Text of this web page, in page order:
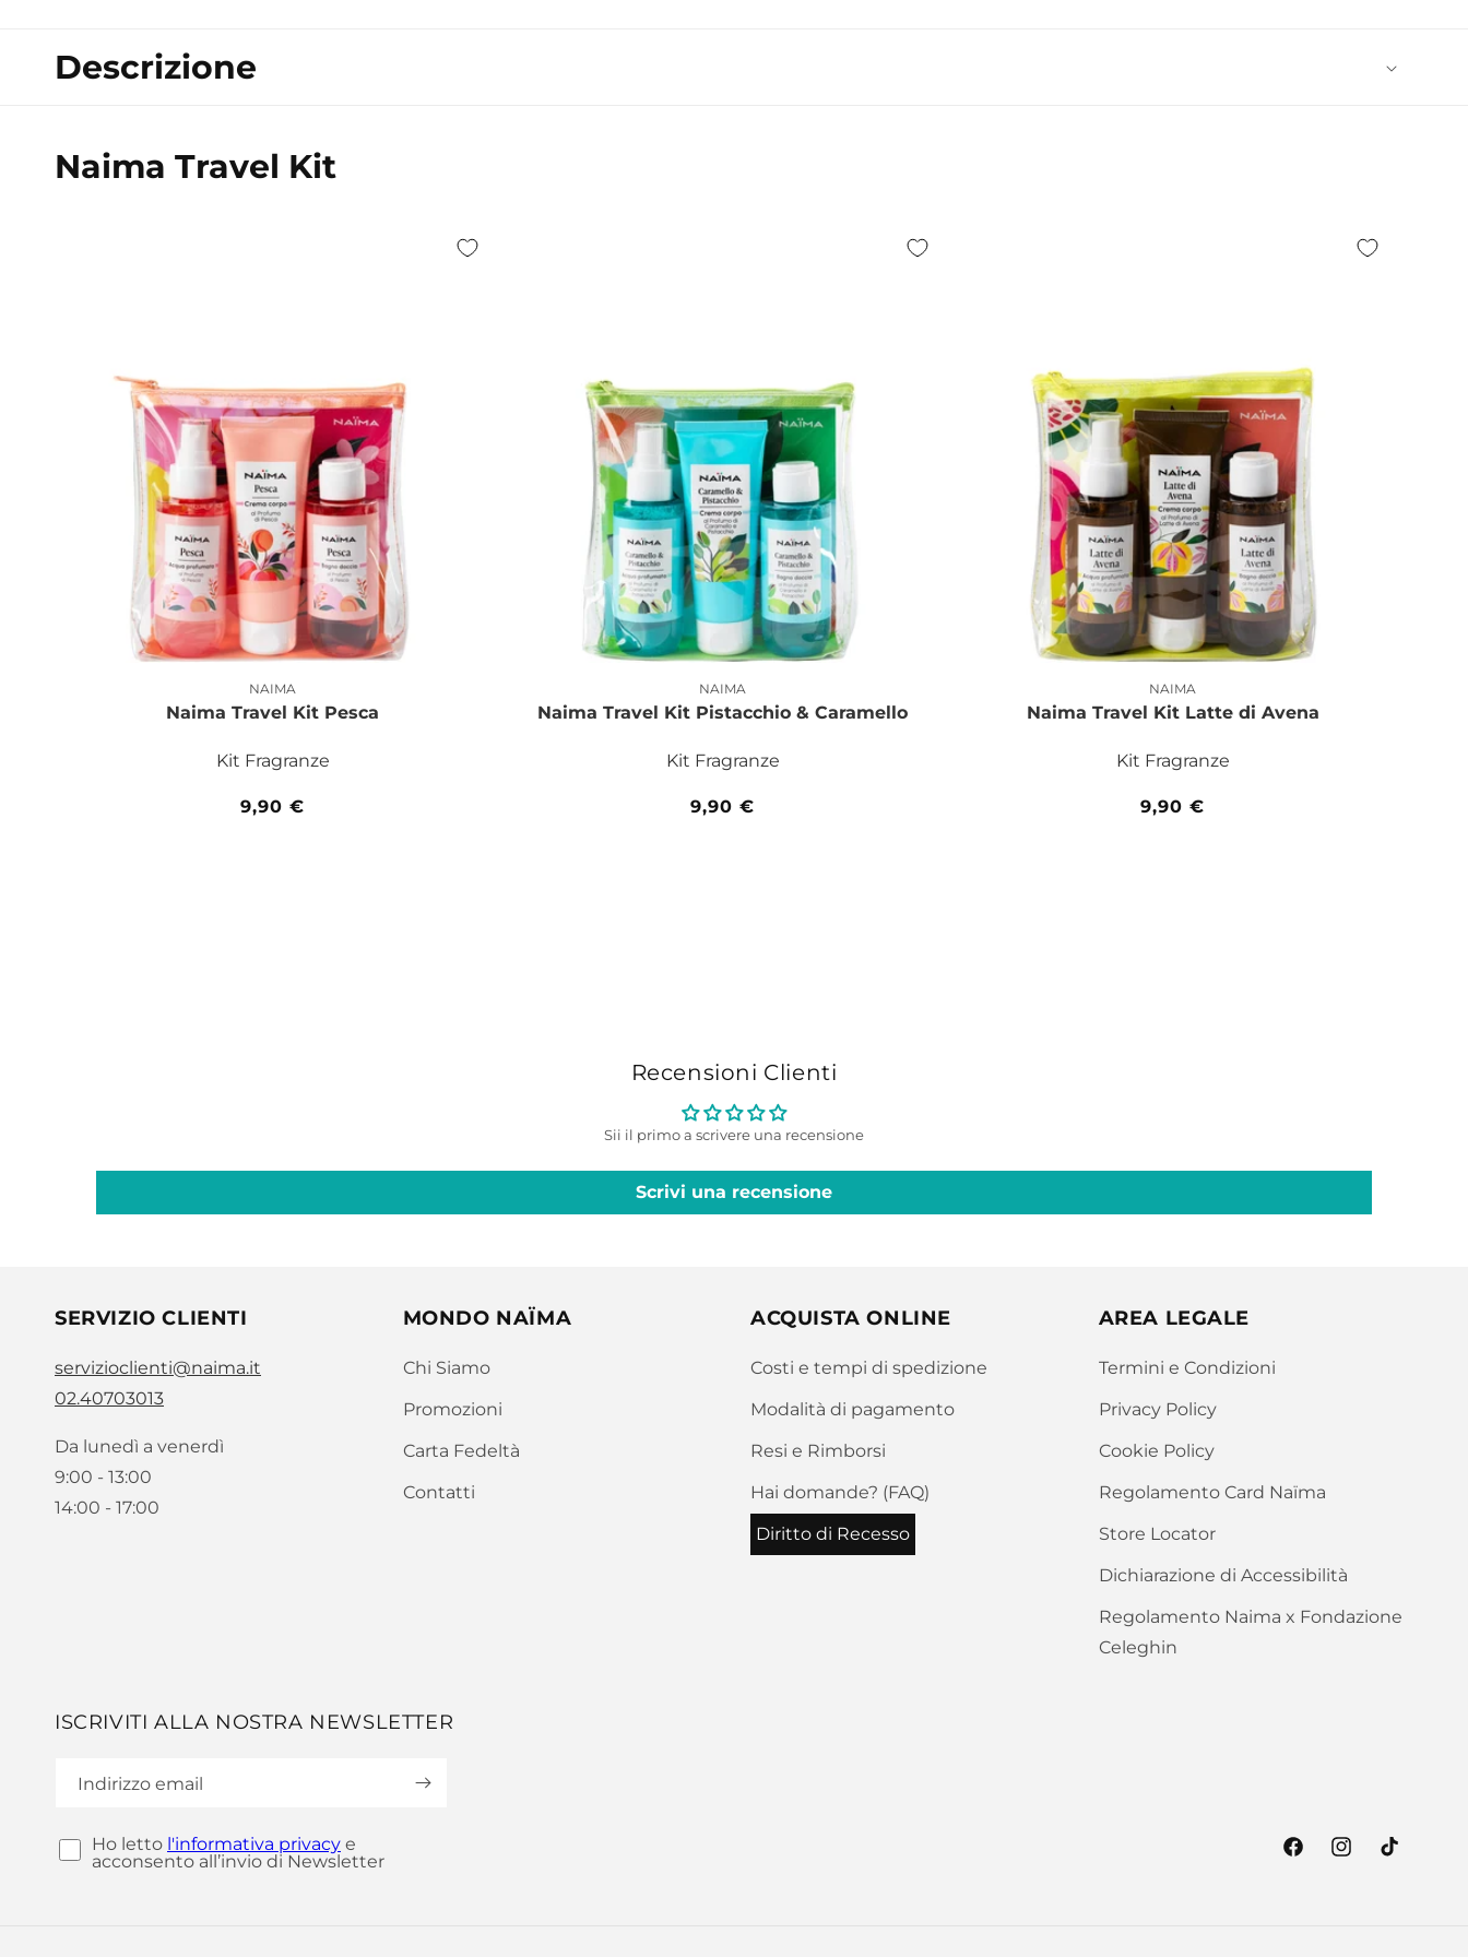
Descrizione
Naima Travel Kit
Produttore:
NAIMA
Naima Travel Kit Pesca
Kit Fragranze
Prezzo
9,90 €
Produttore:
NAIMA
Naima Travel Kit Pistacchio & Caramello
Kit Fragranze
Prezzo
9,90 €
Produttore:
NAIMA
Naima Travel Kit Latte di Avena
Kit Fragranze
Prezzo
9,90 €
Recensioni Clienti
Sii il primo a scrivere una recensione
Scrivi una recensione
SERVIZIO CLIENTI
servizioclienti@naima.it
02.40703013
Da lunedì a venerdì
9:00 - 13:00
14:00 - 17:00
MONDO NAÏMA
Chi Siamo
Promozioni
Carta Fedeltà
Contatti
ACQUISTA ONLINE
Costi e tempi di spedizione
Modalità di pagamento
Resi e Rimborsi
Hai domande? (FAQ)
Diritto di Recesso
AREA LEGALE
Termini e Condizioni
Privacy Policy
Cookie Policy
Regolamento Card Naïma
Store Locator
Dichiarazione di Accessibilità
Regolamento Naima x Fondazione
Celeghin
ISCRIVITI ALLA NOSTRA NEWSLETTER
Indirizzo email
Ho letto l'informativa privacy e
acconsento all’invio di Newsletter
FacebookInstagram
TikTok